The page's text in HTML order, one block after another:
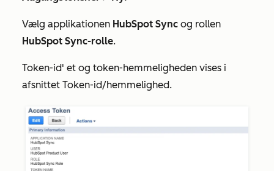
Vælg applikationen HubSpot Sync og rollen
HubSpot Sync-rolle.
Token-id' et og token-hemmeligheden vises i
afsnittet Token-id/hemmelighed.